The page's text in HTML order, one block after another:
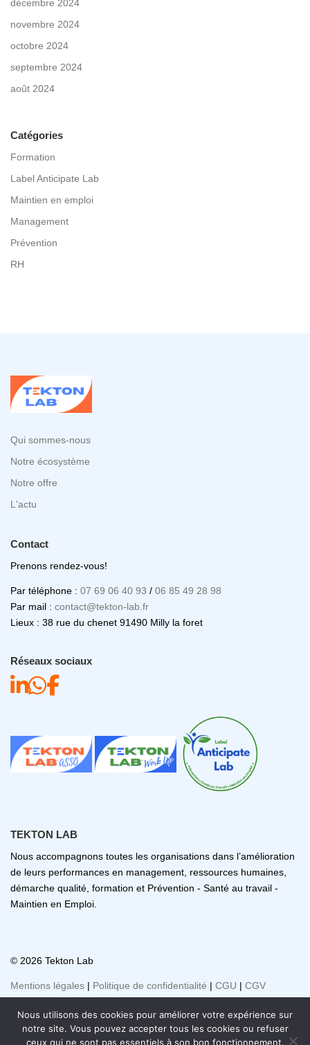
décembre 2024
novembre 2024
octobre 2024
septembre 2024
août 2024
Catégories
Formation
Label Anticipate Lab
Maintien en emploi
Management
Prévention
RH
Qui sommes-nous
Notre écosystème
Notre offre
L'actu
Contact
Prenons rendez-vous!
Par téléphone : 07 69 06 40 93 / 06 85 49 28 98
Par mail : contact@tekton-lab.fr
Lieux : 38 rue du chenet 91490 Milly la foret
Réseaux sociaux
TEKTON LAB
Nous accompagnons toutes les organisations dans l’amélioration
de leurs performances en management, ressources humaines,
démarche qualité, formation et Prévention - Santé au travail -
Maintien en Emploi.
© 2026 Tekton Lab
Mentions légales | Politique de confidentialité | CGU | CGV
Nous utilisons des cookies pour améliorer votre expérience sur
notre site. Vous pouvez accepter tous les cookies ou refuser
ceux qui ne sont pas essentiels à son bon fonctionnement.